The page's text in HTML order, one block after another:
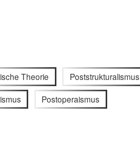
Theorie Poststrukturalismus
Postoperaismus